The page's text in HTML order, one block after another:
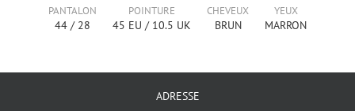
PANTALON
44 / 28
POINTURE
45 EU / 10.5 UK
CHEVEUX
BRUN
YEUX
MARRON
ADRESSE